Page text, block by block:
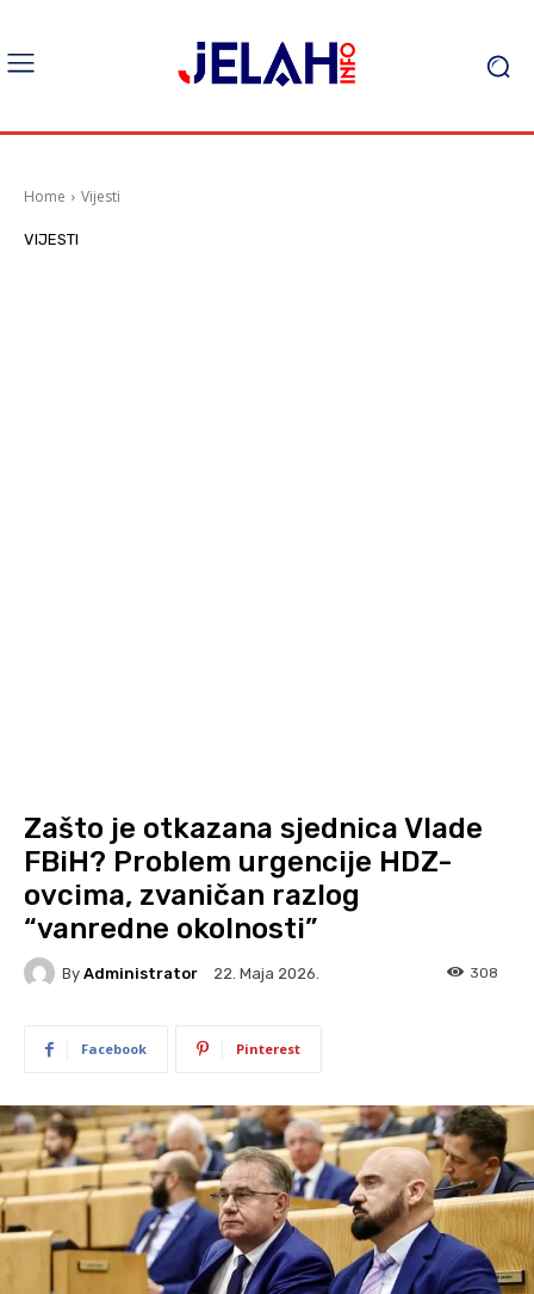
Home Vijesti
VIJESTI
Zašto je otkazana sjednica Vlade
FBiH? Problem urgencije HDZ-
ovcima, zvaničan razlog
“vanredne okolnosti”
By Administrator 22. Maja 2026. 308
Facebook Pinterest